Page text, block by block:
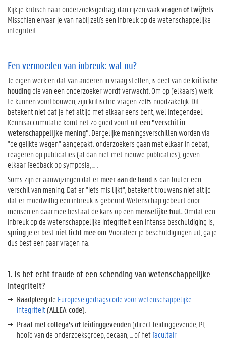
e
n
v
n
b
r
e
u
k
:
w
a
t
n
u
?
M
e
e
r
p
s
V
e
t
Kijk je kritisch naar onderzoeksgedrag, dan rijzen vaakvragenof twijfels
Misschien ervaar je van nabij zelfs een inbreuk op de wetenschappelijke
integriteit.
Een vermoeden van inbreuk: wat nu?
Je eigen werk en dat van anderen in vraag stellen, is deel van de kritische
houdingdie van een onderzoeker wordt verwacht. Om op (elkaars) werk
te kunnen voortbouwen, zijn kritischre vragen zelfs noodzakelijk. Dit
betekent niet dat je het altijd met elkaar eens bent, wel integendeel.
Kennisaccumulatie komt net zo goed voort uiteen "verschil in
wetenschappelijke mening" . Dergelijke meningsverschillen worden via
"de geijkte wegen" aangepakt: onderzoekers gaan met elkaar in debat,
reageren op publicaties (al dan niet met nieuwe publicaties), geven
elkaar feedback op symposia, ... .
Soms zijn er aanwijzingen dat ermeer aan de handis dan louter een
verschil van mening. Dat er "iets mis lijkt", betekent trouwens niet altijd
dat er moedwillig een inbreuk is gebeurd. Wetenschap gebeurt door
mensen en daarmee bestaat de kans op een menselijke fout. Omdat een
inbreuk op de wetenschappelijke integriteit een intense beschuldiging is,
springje er bestniet licht mee om . Vooraleer je beschuldigingen uit, ga je
dus best een paar vragen na.
1. Is het echt fraude of een schending van wetenschappelijke
integriteit?
Raadpleegde Europese gedragscode voor wetenschappelijke
integriteit(ALLEA-code).
Praat met collega's of leidinggevenden(direct leidinggevende, PI,
hoofd van de onderzoeksgroep, decaan, ... of hetfacultair